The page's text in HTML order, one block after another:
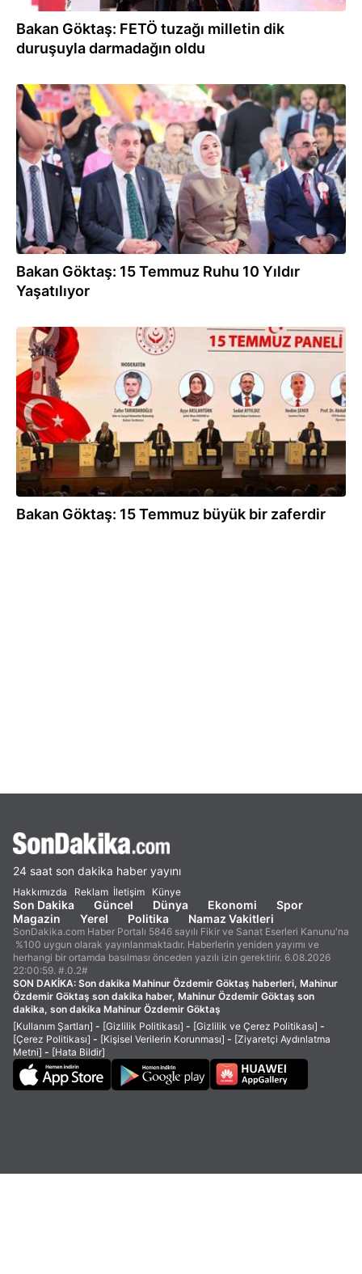
Bakan Göktaş: FETÖ tuzağı milletin dik
duruşuyla darmadağın oldu
14.07.2026
Bakan Göktaş: 15 Temmuz Ruhu 10 Yıldır
Yaşatılıyor
14.07.2026
Bakan Göktaş: 15 Temmuz büyük bir zaferdir
24 saat son dakika haber yayını
Hakkımızda Reklam İletişim Künye
Son Dakika Güncel Dünya Ekonomi
Spor
Magazin
Yerel Politika Namaz Vakitleri
SonDakika.com Haber Portalı 5846 sayılı Fikir ve Sanat Eserleri Kanunu'na
%100 uygun olarak yayınlanmaktadır. Haberlerin yeniden yayımı ve
herhangi bir ortamda basılması önceden yazılı izin gerektirir. 6.08.2026
22:00:59. #.0.2#
SON DAKİKA: Son dakika Mahinur Özdemir Göktaş haberleri, Mahinur
Özdemir Göktaş son dakika haber, Mahinur Özdemir Göktaş son
dakika, son dakika Mahinur Özdemir Göktaş
[Kullanım Şartları] - [Gizlilik Politikası] - [Gizlilik ve Çerez Politikası] -
[Çerez Politikası] - [Kişisel Verilerin Korunması] - [Ziyaretçi Aydınlatma
Metni] - [Hata Bildir]